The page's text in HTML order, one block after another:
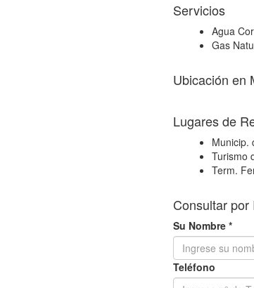
Servicios
Agua
Gas
Ubicación en
−
Lugares de
Municip.
Turismo
Term.
Consultar
Su Nombre *
Teléfono